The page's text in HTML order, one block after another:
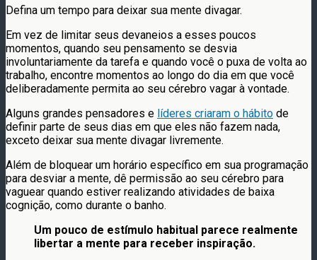
Defina um tempo para deixar sua mente divagar.
Em vez de limitar seus devaneios a esses poucos
momentos, quando seu pensamento se desvia
involuntariamente da tarefa e quando você o puxa de volta ao
trabalho, encontre momentos ao longo do dia em que você
deliberadamente permita ao seu cérebro vagar à vontade.
Alguns grandes pensadores e líderes criaram o hábito de
definir parte de seus dias em que eles não fazem nada,
exceto deixar sua mente divagar livremente.
Além de bloquear um horário específico em sua programação
para desviar a mente, dê permissão ao seu cérebro para
vaguear quando estiver realizando atividades de baixa
cognição, como durante o banho.
Um pouco de estímulo habitual parece realmente
libertar a mente para receber inspiração.